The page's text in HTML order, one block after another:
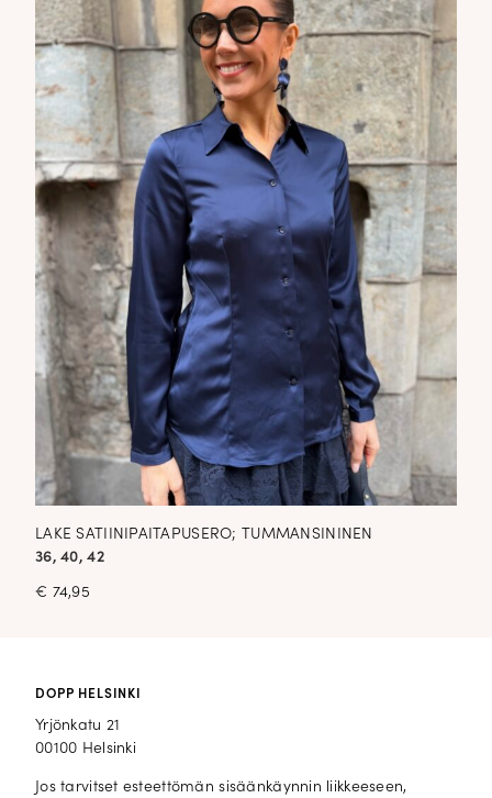
LAKE SATIINIPAITAPUSERO; TUMMANSININEN
36, 40, 42
€ 74,95
DOPP HELSINKI
Yrjönkatu 21
00100 Helsinki
Jos tarvitset esteettömän sisäänkäynnin liikkeeseen,